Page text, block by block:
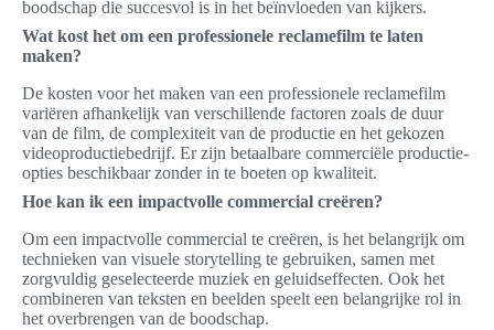
boodschap die succesvol is in het beïnvloeden van kijkers.
Wat kost het om een professionele reclamefilm te laten
maken?
De kosten voor het maken van een professionele reclamefilm
variëren afhankelijk van verschillende factoren zoals de duur
van de film, de complexiteit van de productie en het gekozen
videoproductiebedrijf. Er zijn betaalbare commerciële productie-
opties beschikbaar zonder in te boeten op kwaliteit.
Hoe kan ik een impactvolle commercial creëren?
Om een impactvolle commercial te creëren, is het belangrijk om
technieken van visuele storytelling te gebruiken, samen met
zorgvuldig geselecteerde muziek en geluidseffecten. Ook het
combineren van teksten en beelden speelt een belangrijke rol in
het overbrengen van de boodschap.